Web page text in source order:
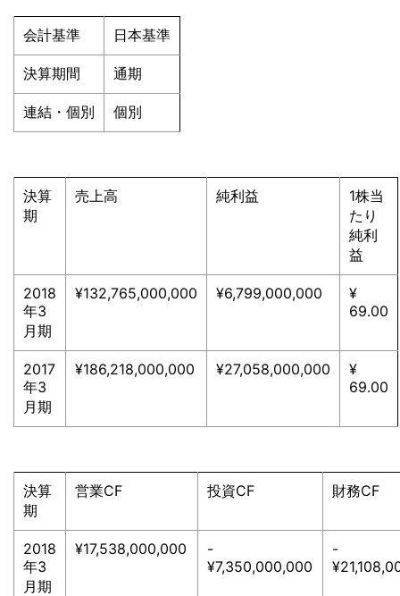
会計基準 日本基準
決算期間 通期
連結・個別 個別
決算
期
売上高 純利益
1株当
たり
純利
益
2018
年3
月期
¥132,765,000,000 ¥6,799,000,000
¥
69.00
2017
年3
月期
¥186,218,000,000 ¥27,058,000,000
¥
69.00
決算
期
営業CF 投資CF 財務CF
2018
年3
月期
¥17,538,000,000
-
¥7,350,000,000
-